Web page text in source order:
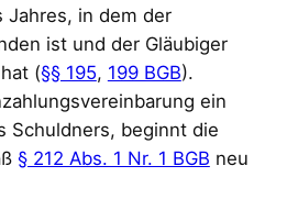
Jahres, in dem der
ist und der Gläubiger
(§§ 195, 199 BGB).
ein
Schuldners, beginnt die
§ 212 Abs. 1 Nr. 1 BGB neu